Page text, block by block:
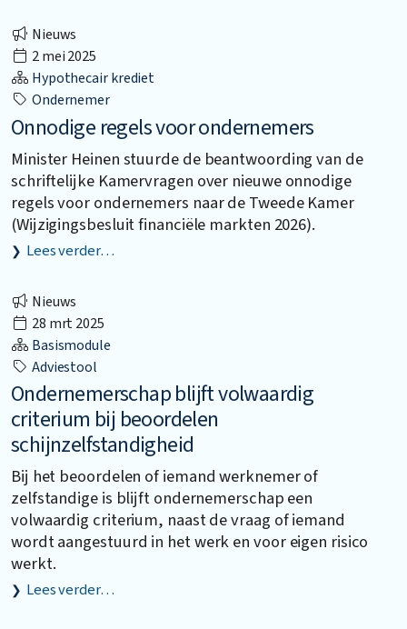
Nieuws
2 mei 2025
Hypothecair krediet
Ondernemer
Onnodige regels voor ondernemers
Minister Heinen stuurde de beantwoording van de
schriftelijke Kamervragen over nieuwe onnodige
regels voor ondernemers naar de Tweede Kamer
(Wijzigingsbesluit financiële markten 2026).
Lees verder…
Nieuws
28 mrt 2025
Basismodule
Adviestool
Ondernemerschap blijft volwaardig
criterium bij beoordelen
schijnzelfstandigheid
Bij het beoordelen of iemand werknemer of
zelfstandige is blijft ondernemerschap een
volwaardig criterium, naast de vraag of iemand
wordt aangestuurd in het werk en voor eigen risico
werkt.
Lees verder…